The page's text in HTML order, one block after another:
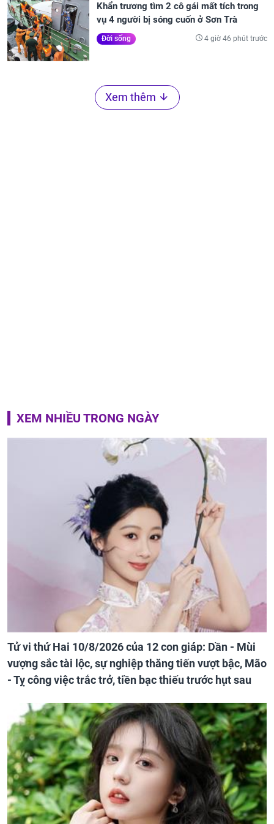
Khẩn trương tìm 2 cô gái mất tích trong
vụ 4 người bị sóng cuốn ở Sơn Trà
Đời sống 4 giờ 46 phút trước
Xem thêm
XEM NHIỀU TRONG NGÀY
Tử vi thứ Hai 10/8/2026 của 12 con giáp: Dần - Mùi
vượng sắc tài lộc, sự nghiệp thăng tiến vượt bậc, Mão
- Tỵ công việc trắc trở, tiền bạc thiếu trước hụt sau